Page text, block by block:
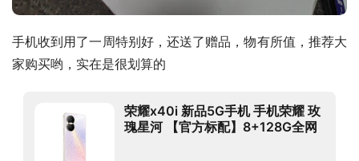
手机收到用了一周特别好，还送了赠品，物有所值，推荐大
家购买哟，实在是很划算的
荣耀x40i 新品5G手机 手机荣耀 玫
瑰星河 【官方标配】8+128G全网